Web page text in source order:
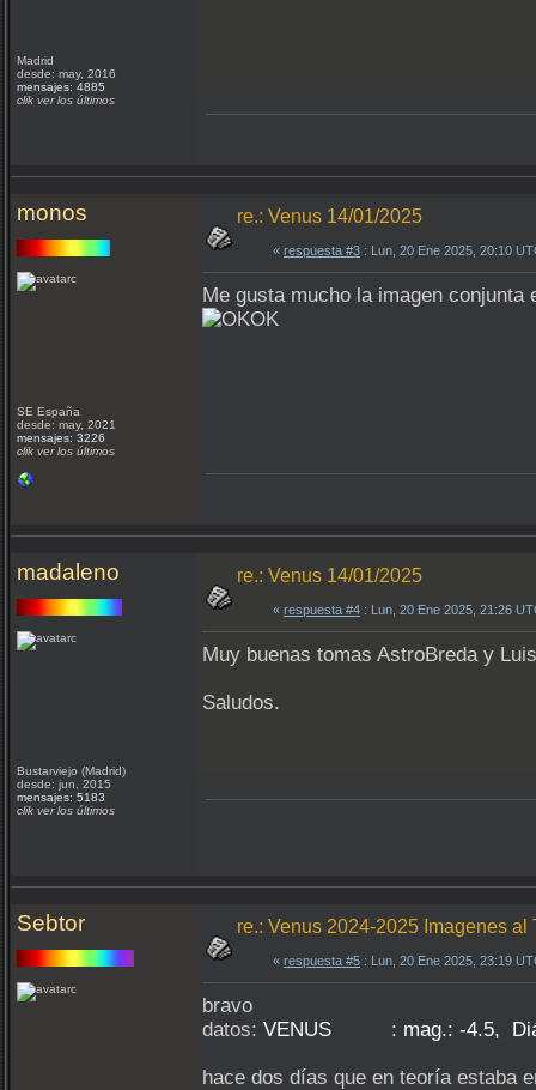
Madrid
desde: may, 2016
mensajes: 4885
clik ver los últimos
monos
SE España
desde: may, 2021
mensajes: 3226
clik ver los últimos
re.: Venus 14/01/2025
« respuesta #3 : Lun, 20 Ene 2025, 20:10
Me gusta mucho la imagen
madaleno
Bustarviejo (Madrid)
desde: jun, 2015
mensajes: 5183
clik ver los últimos
re.: Venus 14/01/2025
« respuesta #4 : Lun, 20 Ene 2025, 21:26
Muy buenas tomas AstroBreda y
Saludos.
Sebtor re.: Venus 2024-2025 Imagenes al
« respuesta #5 : Lun, 20 Ene 2025, 23:19
bravo
datos: VENUS : mag.: -4.5, Diám.:
hace dos días que en teoría estaba